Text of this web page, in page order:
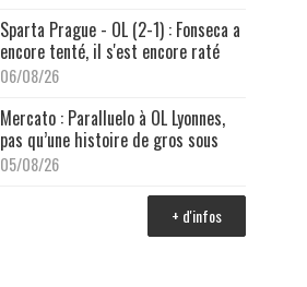
Sparta Prague - OL (2-1) : Fonseca a
encore tenté, il s'est encore raté
06/08/26
Mercato : Paralluelo à OL Lyonnes,
pas qu’une histoire de gros sous
05/08/26
+ d'infos